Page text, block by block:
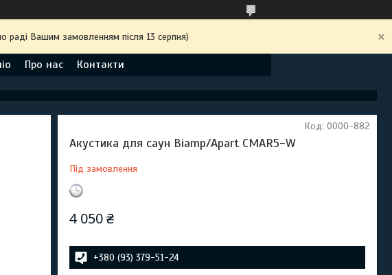
раді Вашим замовленням після 13 серпня)
Про нас Контакти
Акустика для саун Biamp/Apart CMAR5-W
Під замовлення
Код: 0000-882
4 050 ₴
+380 (93) 379-51-24